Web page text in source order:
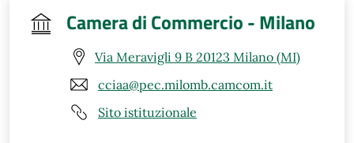
Camera di Commercio - Milano
Via Meravigli 9 B 20123 Milano (MI)
cciaa@pec.milomb.camcom.it
Sito istituzionale